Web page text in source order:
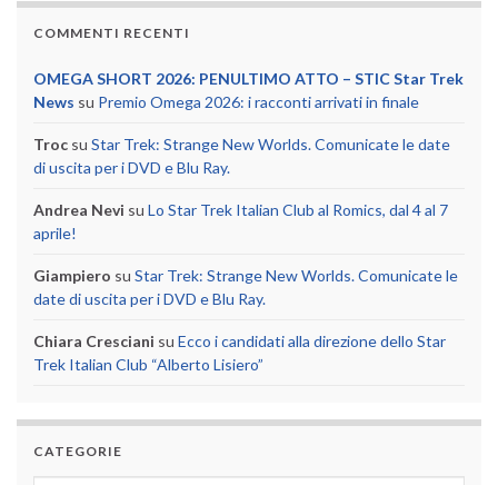
COMMENTI RECENTI
OMEGA SHORT 2026: PENULTIMO ATTO – STIC Star Trek
News su Premio Omega 2026: i racconti arrivati in finale
Troc su Star Trek: Strange New Worlds. Comunicate le date
di uscita per i DVD e Blu Ray.
Andrea Nevi su Lo Star Trek Italian Club al Romics, dal 4 al 7
aprile!
Giampiero su Star Trek: Strange New Worlds. Comunicate le
date di uscita per i DVD e Blu Ray.
Chiara Cresciani su Ecco i candidati alla direzione dello Star
Trek Italian Club “Alberto Lisiero”
CATEGORIE